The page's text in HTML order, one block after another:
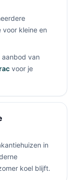
voor kleine en
van
voor je
in
koel blijft.